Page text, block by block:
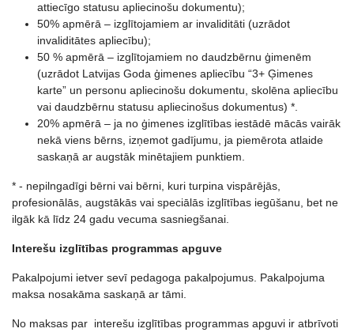
attiecīgo statusu apliecinošu dokumentu);
50% apmērā – izglītojamiem ar invaliditāti (uzrādot
invaliditātes apliecību);
50 % apmērā – izglītojamiem no daudzbērnu ģimenēm
(uzrādot Latvijas Goda ģimenes apliecību “3+ Ģimenes
karte” un personu apliecinošu dokumentu, skolēna apliecību
vai daudzbērnu statusu apliecinošus dokumentus) *.
20% apmērā – ja no ģimenes izglītības iestādē mācās vairāk
nekā viens bērns, izņemot gadījumu, ja piemērota atlaide
saskaņā ar augstāk minētajiem punktiem.
* - nepilngadīgi bērni vai bērni, kuri turpina vispārējās,
profesionālās, augstākās vai speciālās izglītības iegūšanu, bet ne
ilgāk kā līdz 24 gadu vecuma sasniegšanai.
Interešu izglītības programmas apguve
Pakalpojumi ietver sevī pedagoga pakalpojumus. Pakalpojuma
maksa nosakāma saskaņā ar tāmi.
No maksas par interešu izglītības programmas apguvi ir atbrīvoti